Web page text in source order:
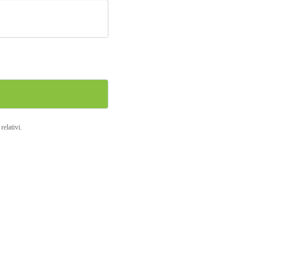
relativi.